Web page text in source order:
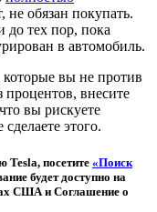
обязан покупать.
до тех пор, пока
в автомобиль.
которые вы не против
процентов, внесите
вы рискуете
этого.
Tesla, посетите «Поиск
будет доступно на
США и Соглашение о